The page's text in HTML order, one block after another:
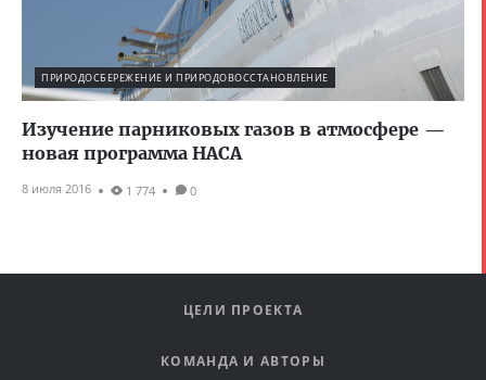
ПРИРОДОСБЕРЕЖЕНИЕ И ПРИРОДОВОССТАНОВЛЕНИЕ
Изучение парниковых газов в атмосфере —
новая программа НАСА
8 июля 2016 1 774 0
ЦЕЛИ ПРОЕКТА
КОМАНДА И АВТОРЫ